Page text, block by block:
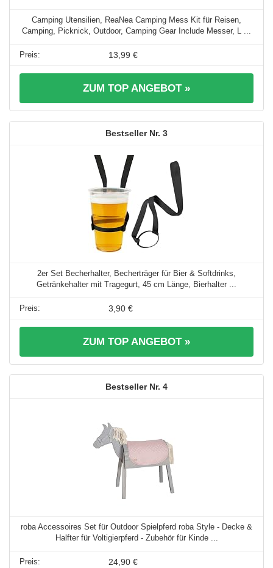
Camping Utensilien, ReaNea Camping Mess Kit für Reisen,
Camping, Picknick, Outdoor, Camping Gear Include Messer, L ...
13,99 €
ZUM TOP ANGEBOT »
3
2er Set Becherhalter, Becherträger für Bier & Softdrinks,
Getränkehalter mit Tragegurt, 45 cm Länge, Bierhalter ...
3,90 €
ZUM TOP ANGEBOT »
4
roba Accessoires Set für Outdoor Spielpferd roba Style - Decke &
Halfter für Voltigierpferd - Zubehör für Kinde ...
24,90 €